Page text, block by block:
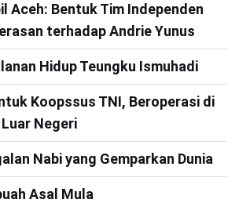
Aceh: Bentuk Tim Independen
terhadap Andrie Yunus
Hidup Teungku Ismuhadi
Koopssus TNI, Beroperasi di
Negeri
Nabi yang Gemparkan Dunia
Asal Mula